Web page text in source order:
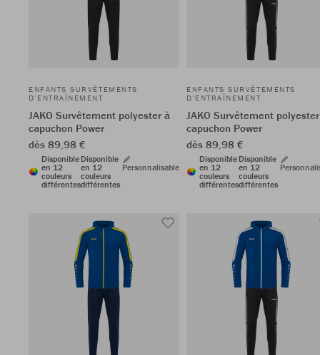
ENFANTS SURVÊTEMENTS
D'ENTRAÎNEMENT
JAKO Survêtement polyester à
capuchon Power
dès 89,98 €
Disponible
en 12
couleurs
différentes
Disponible
en 12
couleurs
différentes
Personnalisable
ENFANTS SURVÊTEMENTS
D'ENTRAÎNEMENT
JAKO Survêtement
capuchon Power
dès 89,98 €
Disponible
en 12
couleurs
différentes
Disponible
en 12
couleurs
différentes